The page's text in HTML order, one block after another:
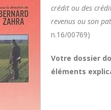
crédit ou des
revenus ou son
n.16/00769)
Votre dossier
éléments